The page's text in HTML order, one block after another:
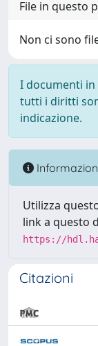
File in questo
Non ci sono
I documenti
tutti i diritti
indicazione.
Utilizza
link a questo
https://
Citazioni